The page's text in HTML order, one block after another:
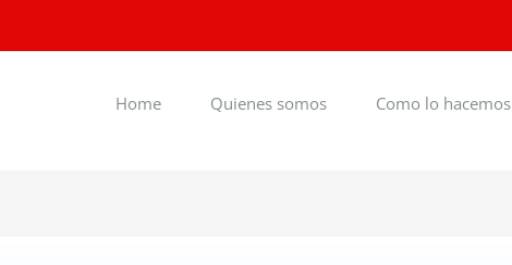
Home Quienes somos Como lo hacemos